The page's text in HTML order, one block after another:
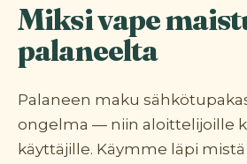
Miksi vape
palaneelta
Palaneen maku
ongelma — niin aloittelijoille
käyttäjille. Käymme läpi